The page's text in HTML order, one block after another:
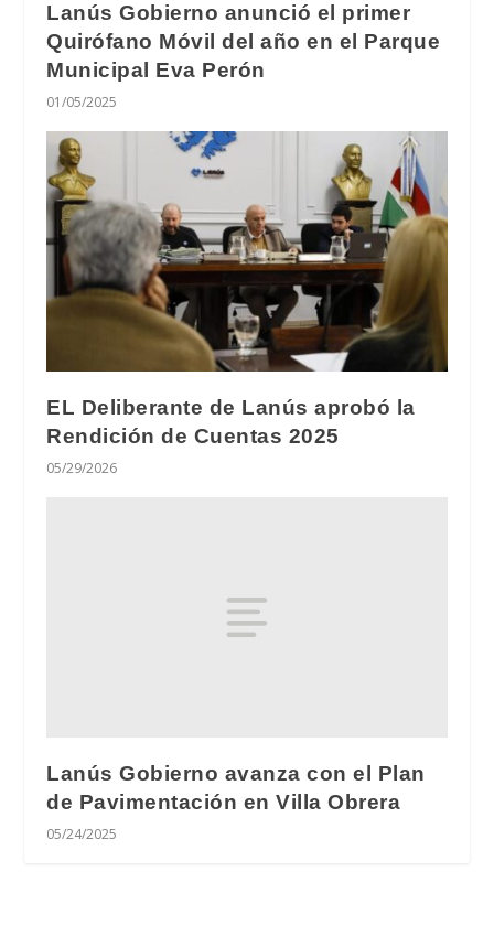
Lanús Gobierno anunció el primer
Quirófano Móvil del año en el Parque
Municipal Eva Perón
01/05/2025
EL Deliberante de Lanús aprobó la
Rendición de Cuentas 2025
05/29/2026
Lanús Gobierno avanza con el Plan
de Pavimentación en Villa Obrera
05/24/2025